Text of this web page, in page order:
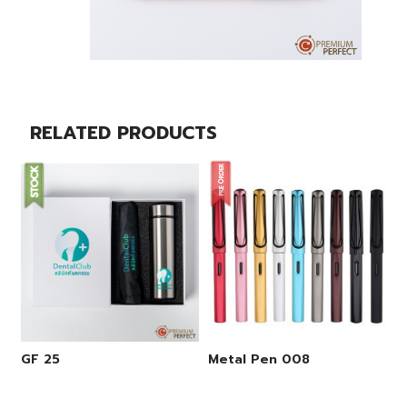
RELATED PRODUCTS
GF 25 Metal Pen 008